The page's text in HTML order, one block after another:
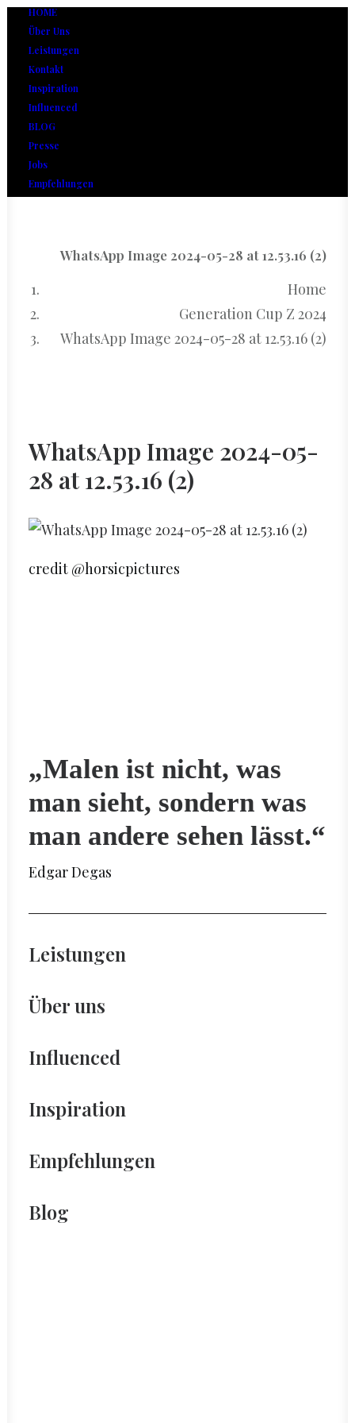
HOME
Über Uns
Leistungen
Kontakt
Inspiration
Influenced
BLOG
Presse
Jobs
Empfehlungen
WhatsApp Image 2024-05-28 at 12.53.16 (2)
Home
Generation Cup Z 2024
WhatsApp Image 2024-05-28 at 12.53.16 (2)
WhatsApp Image 2024-05-
28 at 12.53.16 (2)
credit @horsicpictures
„Malen ist nicht, was
man sieht, sondern was
man andere sehen lässt.“
Edgar Degas
Leistungen
Über uns
Influenced
Inspiration
Empfehlungen
Blog